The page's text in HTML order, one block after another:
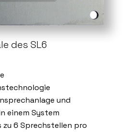
des SL6
und
einem System
6 Sprechstellen pro